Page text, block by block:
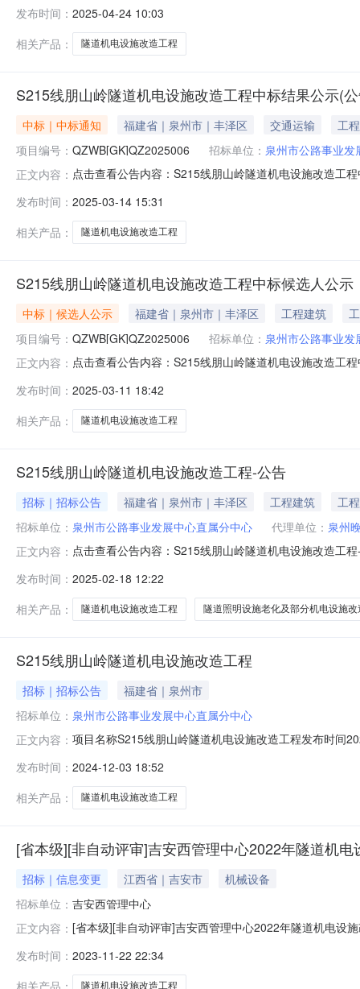
速公路管理有限公司隧道机电设施改造工程，已由吕梁
发布时间： 2025-04-24 10:03
相关产品：
隧道机电设施改造工程
S215线朋山岭隧道机电设施改造工程中标结果公示(
中标｜中标通知 福建省｜泉州市｜丰泽区 交通运输
工程
项目编号： QZWB[GK]QZ2025006 招标单位： 泉州市公路事业
正文内容： 点击查看公告内容：S215线朋山岭隧道机电设施改造工
证书编号福建益融建设发展有限公司780320元刘锦添闽
发布时间： 2025-03-14 15:31
相关产品：
隧道机电设施改造工程
S215线朋山岭隧道机电设施改造工程中标候选人公示
中标｜候选人公示 福建省｜泉州市｜丰泽区 工程建筑
项目编号： QZWB[GK]QZ2025006 招标单位： 泉州市公路事业
正文内容： 点击查看公告内容：S215线朋山岭隧道机电设施改造工
候选人公示如下：1、中标候选人及投标的主要内容；中
有限公司江西森茂建筑工
发布时间： 2025-03-11 18:42
相关产品：
隧道机电设施改造工程
S215线朋山岭隧道机电设施改造工程-公告
招标｜招标公告 福建省｜泉州市｜丰泽区 工程建筑
工程
招标单位： 泉州市公路事业发展中心直属分中心 代理单位： 泉州
正文内容： 点击查看公告内容：S215线朋山岭隧道机电设施改造工
展中心直属分中心。项目已具备招标条件，现对该项目
施改造工程，主要工
发布时间： 2025-02-18 12:22
相关产品：
隧道机电设施改造工程 隧道照明设施老化及部分机电设施改
S215线朋山岭隧道机电设施改造工程
招标｜招标公告
福建省｜泉州市
招标单位： 泉州市公路事业发展中心直属分中心
正文内容： 项目名称S215线朋山岭隧道机电设施改造工程发布时间
发布时间： 2024-12-03 18:52
相关产品：
隧道机电设施改造工程
[省本级][非自动评审]吉安西管理中心2022年隧道机
招标｜信息变更 江西省｜吉安市
机械设备
招标单位： 吉安西管理中心
正文内容： [省本级][非自动评审]吉安西管理中心2022年隧道机电设
发布时间： 2023-11-22 22:34
相关产品：
隧道机电设施改造工程